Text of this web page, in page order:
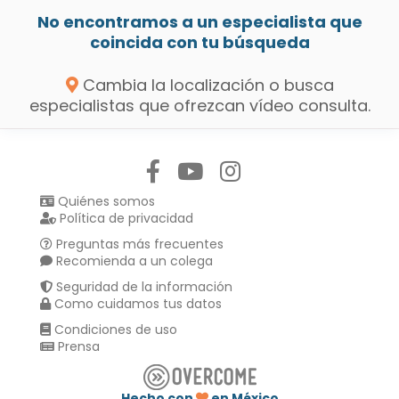
No encontramos a un especialista que
coincida con tu búsqueda
Cambia la localización o busca
especialistas que ofrezcan vídeo consulta.
Quiénes somos
Política de privacidad
Preguntas más frecuentes
Recomienda a un colega
Seguridad de la información
Como cuidamos tus datos
Condiciones de uso
Prensa